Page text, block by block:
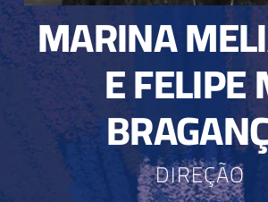
MARINA
E FELIPE
DIREÇÃO